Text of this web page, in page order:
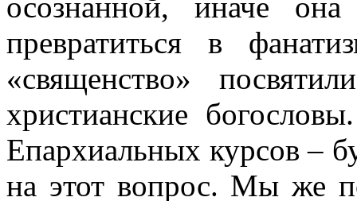
превратиться в
«священство»
христианские
Епархиальных курсов –
на этот вопрос. Мы же